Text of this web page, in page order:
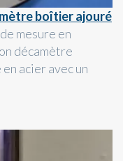
boîtier ajouré
mesure en
décamètre
acier avec un